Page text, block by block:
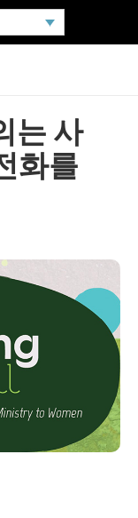
는 사
화를